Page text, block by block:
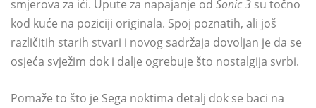
smjerova za ići. Upute za napajanje od Sonic 3 su točno
kod kuće na poziciji originala. Spoj poznatih, ali još
različitih starih stvari i novog sadržaja dovoljan je da se
osjeća svježim dok i dalje ogrebuje što nostalgija svrbi.
Pomaže to što je Sega noktima detalj dok se baci na